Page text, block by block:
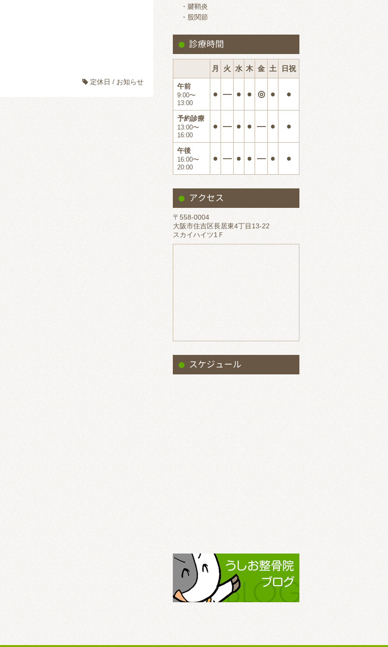
 定休日 / お知らせ
2024.7
2024.6
2024.5
2024.2
2024.1
2023.12
2023.11
2023.10
2023.9
2023.8
2023.7
2023.6
2023.5
2023.4
2022.8
2021.7
2021.6
2021.5
2021.2
・腱鞘炎
・股関節
診療時間
月 火 水 木 金 土 日祝
午前
9:00〜
13:00
● ― ● ● ◎ ● ●
予約診療
13:00〜
16:00
● ― ● ● ― ● ●
午後
16:00〜
20:00
● ― ● ● ― ● ●
アクセス
〒558-0004
大阪市住吉区長居東4丁目13-22
スカイハイツ1Ｆ
スケジュール